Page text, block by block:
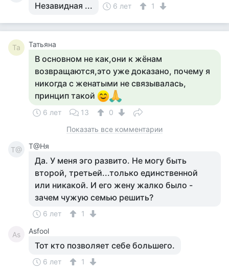
Незавидная ... 6 лет 1
Та Татьяна
В основном не как,они к жёнам
возвращаются,это уже доказано, почему я
никогда с женатыми не связывалась,
принцип такой
6 лет 13
0
Показать все комментарии
Т@ Т@Ня
Да. У меня эго развито. Не могу быть
второй, третьей...только единственной
или никакой. И его жену жалко было -
зачем чужую семью решить?
6 лет 1
As Asfool
Тот кто позволяет себе большего.
6 лет 1